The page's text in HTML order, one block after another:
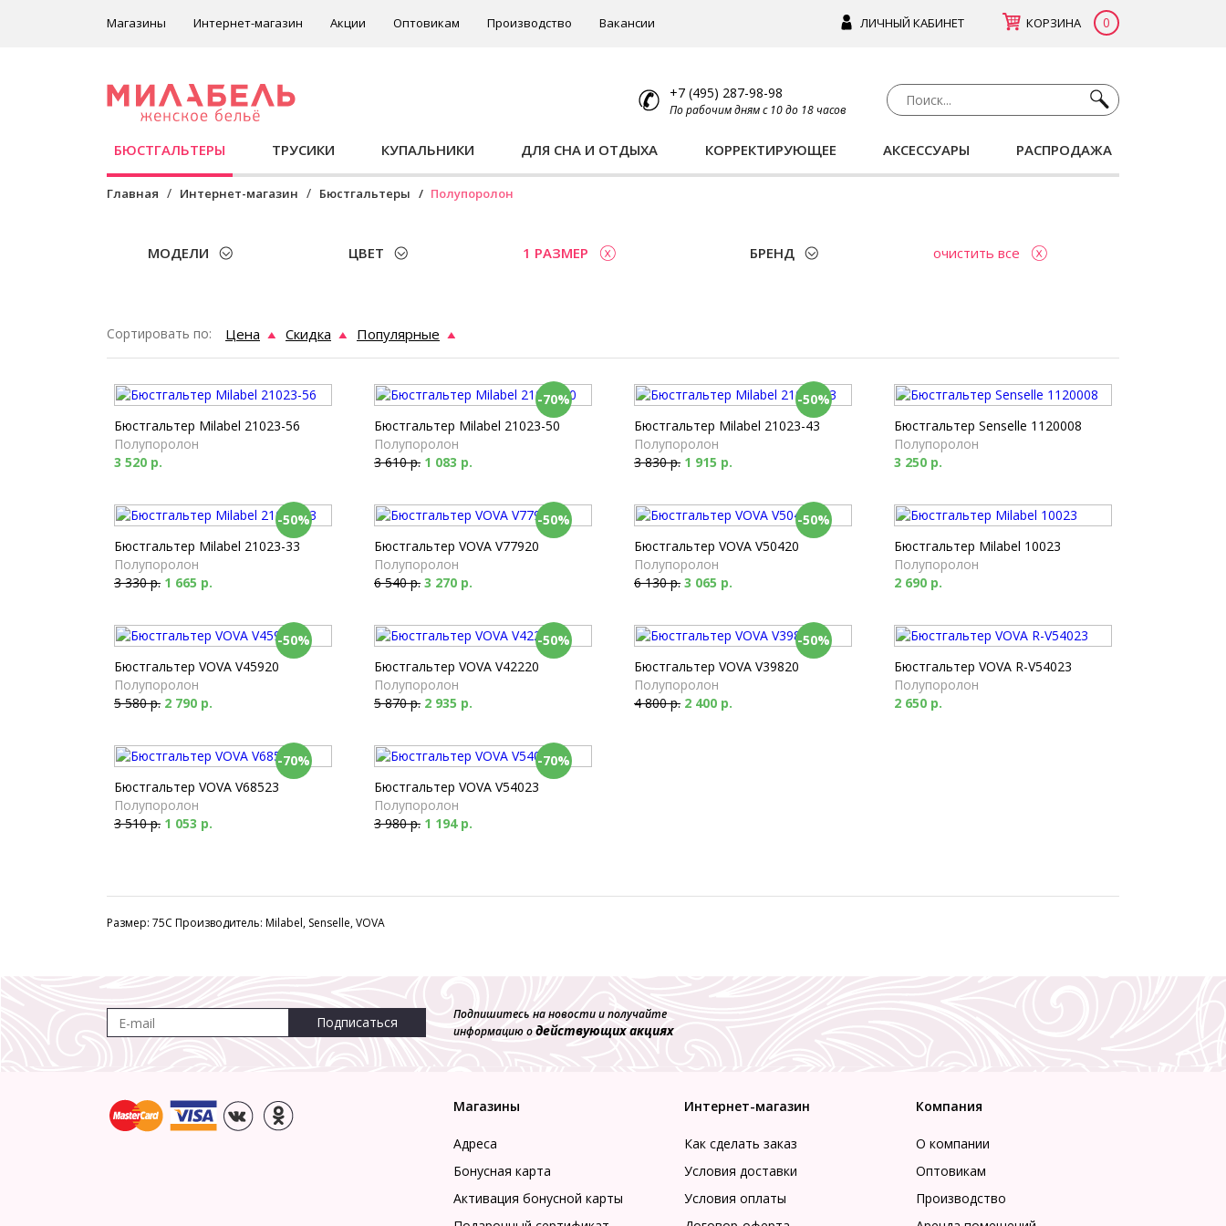
ЛИЧНЫЙ КАБИНЕТ КОРЗИНА 0
Магазины Интернет-магазин Акции Оптовикам Производство Вакансии
+7 (495) 287-98-98
По рабочим дням с 10 до 18 часов
БЮСТГАЛЬТЕРЫ ТРУСИКИ КУПАЛЬНИКИ ДЛЯ СНА И ОТДЫХА КОРРЕКТИРУЮЩЕЕ АКСЕССУАРЫ РАСПРОДАЖА
Главная Интернет-магазин Бюстгальтеры Полупоролон
МОДЕЛИ ЦВЕТ 1 РАЗМЕР БРЕНД очистить все
Сортировать по: Цена Скидка Популярные
Бюстгальтер Milabel 21023-56
Полупоролон
3 520 р.
-70%
Бюстгальтер Milabel 21023-50
Полупоролон
3 610 р. 1 083 р.
-50%
Бюстгальтер Milabel 21023-43
Полупоролон
3 830 р. 1 915 р.
Бюстгальтер Senselle 1120008
Полупоролон
3 250 р.
-50%
Бюстгальтер Milabel 21023-33
Полупоролон
3 330 р. 1 665 р.
-50%
Бюстгальтер VOVA V77920
Полупоролон
6 540 р. 3 270 р.
-50%
Бюстгальтер VOVA V50420
Полупоролон
6 130 р. 3 065 р.
Бюстгальтер Milabel 10023
Полупоролон
2 690 р.
-50%
Бюстгальтер VOVA V45920
Полупоролон
5 580 р. 2 790 р.
-50%
Бюстгальтер VOVA V42220
Полупоролон
5 870 р. 2 935 р.
-50%
Бюстгальтер VOVA V39820
Полупоролон
4 800 р. 2 400 р.
Бюстгальтер VOVA R-V54023
Полупоролон
2 650 р.
-70%
Бюстгальтер VOVA V68523
Полупоролон
3 510 р. 1 053 р.
-70%
Бюстгальтер VOVA V54023
Полупоролон
3 980 р. 1 194 р.
Размер: 75C Производитель: Milabel, Senselle, VOVA
Подписаться
Подпишитесь на новости и получайте
информацию одействующих акциях
Магазины
Адреса
Бонусная карта
Активация бонусной карты
Интернет-магазин
Как сделать заказ
Условия доставки
Условия оплаты
Компания
О компании
Оптовикам
Производство